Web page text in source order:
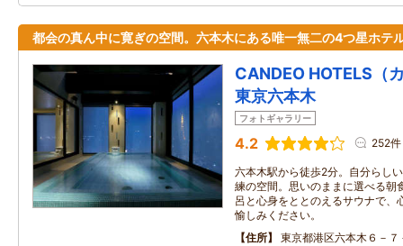
都会の真ん中に寛ぎの空間。六本木にある唯一無二の4つ星ホテ
CANDEO HOTELS（
東京六本木
フォトギャラリー
4.2 252件
六本木駅から徒歩2分。自分らし
練の空間。思いのままに選べる朝
呂と心身をととのえるサウナで、
愉しみください。
住所
東京都港区六本木６－７